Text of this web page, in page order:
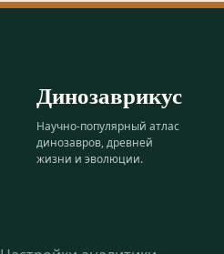
Динозаврикус
Научно-популярный атлас
динозавров, древней
жизни и эволюции.